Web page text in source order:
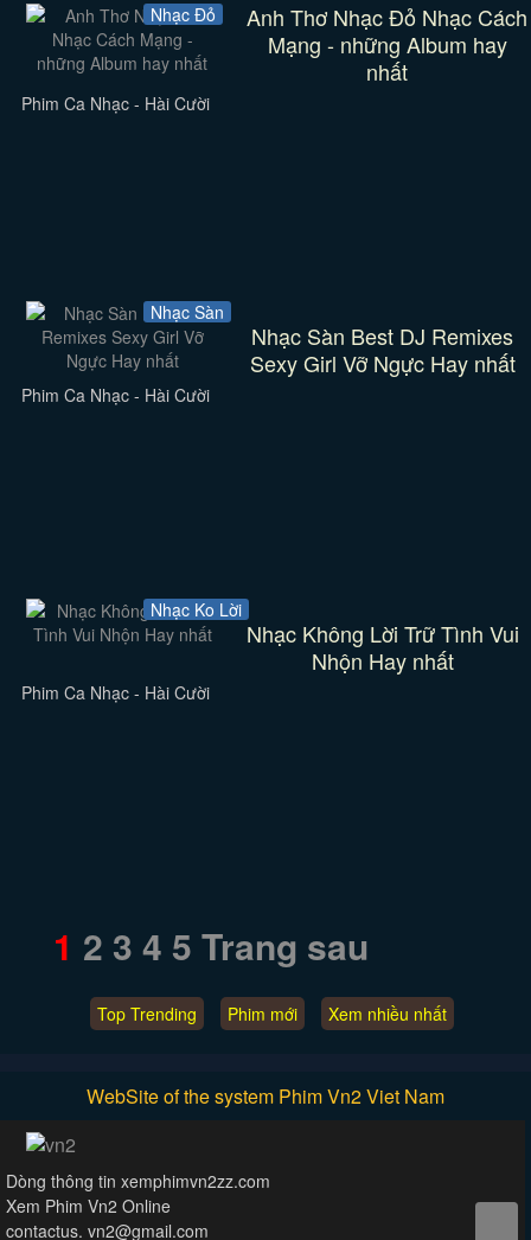
Nhạc Đỏ
Anh Thơ Nhạc Đỏ Nhạc Cách
Mạng - những Album hay
nhất
Phim Ca Nhạc - Hài Cười
Nhạc Sàn
Nhạc Sàn Best DJ Remixes
Sexy Girl Vỡ Ngực Hay nhất
Phim Ca Nhạc - Hài Cười
Nhạc Ko Lời
Nhạc Không Lời Trữ Tình Vui
Nhộn Hay nhất
Phim Ca Nhạc - Hài Cười
1 2 3 4 5 Trang sau
Top Trending Phim mới Xem nhiều nhất
WebSite of the system Phim Vn2 Viet Nam
Dòng thông tin xemphimvn2zz.com
Xem Phim Vn2 Online
contactus. vn2@gmail.com